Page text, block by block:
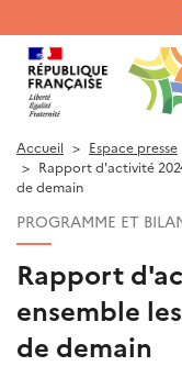
RECHERCHER UN MOT-
QUE RECHERCHEZ-
Accueil Espace presse
Rapport d'activité
de demain
PROGRAMME ET
Rapport
ensemble
de demain